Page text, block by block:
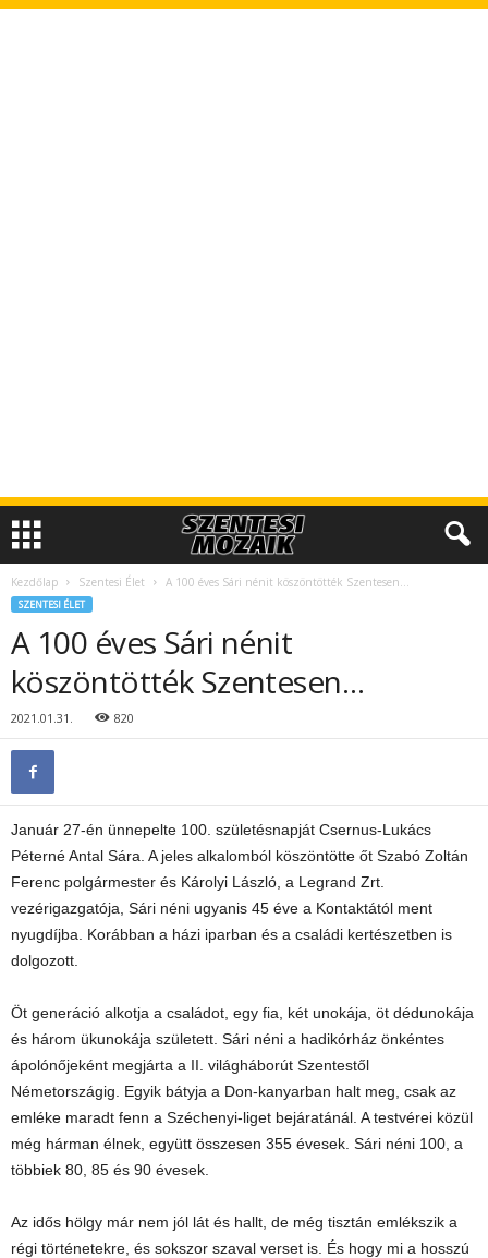
Kezdőlap Szentesi Élet A 100 éves Sári nénit köszöntötték Szentesen…
SZENTESI ÉLET
A 100 éves Sári nénit
köszöntötték Szentesen…
2021.01.31. 820
Január 27-én ünnepelte 100. születésnapját Csernus-Lukács
Péterné Antal Sára. A jeles alkalomból köszöntötte őt Szabó Zoltán
Ferenc polgármester és Károlyi László, a Legrand Zrt.
vezérigazgatója, Sári néni ugyanis 45 éve a Kontaktától ment
nyugdíjba. Korábban a házi iparban és a családi kertészetben is
dolgozott.
Öt generáció alkotja a családot, egy fia, két unokája, öt dédunokája
és három ükunokája született. Sári néni a hadikórház önkéntes
ápolónőjeként megjárta a II. világháborút Szentestől
Németországig. Egyik bátyja a Don-kanyarban halt meg, csak az
emléke maradt fenn a Széchenyi-liget bejáratánál. A testvérei közül
még hárman élnek, együtt összesen 355 évesek. Sári néni 100, a
többiek 80, 85 és 90 évesek.
Az idős hölgy már nem jól lát és hallt, de még tisztán emlékszik a
régi történetekre, és sokszor szaval verset is. És hogy mi a hosszú